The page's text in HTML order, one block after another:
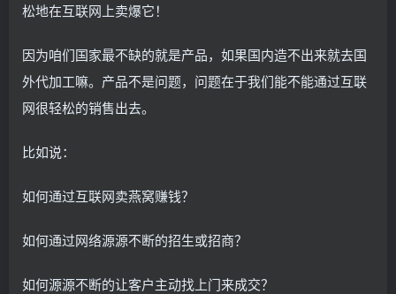
松地在互联网上卖爆它！
因为咱们国家最不缺的就是产品，如果国内造不出来就去国
外代加工嘛。产品不是问题，问题在于我们能不能通过互联
网很轻松的销售出去。
比如说：
如何通过互联网卖燕窝赚钱？
如何通过网络源源不断的招生或招商？
如何源源不断的让客户主动找上门来成交？